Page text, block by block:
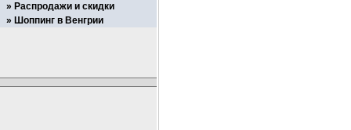
Распродажи и скидки
Шоппинг в Венгрии